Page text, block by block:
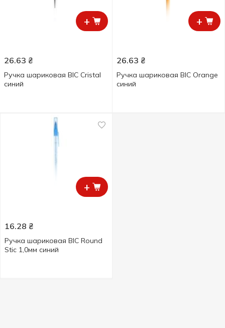
+
26.63 ₴
Ручка шариковая BIC Cristal
синий
+
26.63 ₴
Ручка шариковая BIC Orange
синий
+
16.28 ₴
Ручка шариковая BIC Round
Stic 1,0мм синий